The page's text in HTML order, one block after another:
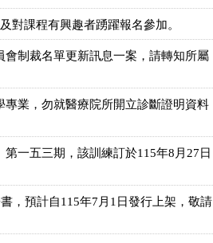
對課程有興趣者踴躍報名參加。
會制裁名單更新訊息一案，請轉知所屬
專業，勿就醫療院所開立診斷證明資料
一五三期，該訓練訂於115年8月27日
，預計自115年7月1日發行上架，敬請